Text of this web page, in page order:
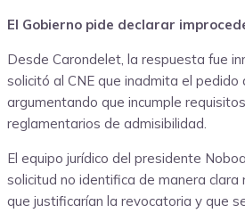
El Gobierno pide declarar
Desde Carondelet, la respuesta fue
solicitó al CNE que inadmita el pedido
argumentando que incumple
reglamentarios de admisibilidad.
El equipo jurídico del presidente
solicitud no identifica de manera clara
que justificarían la revocatoria y que